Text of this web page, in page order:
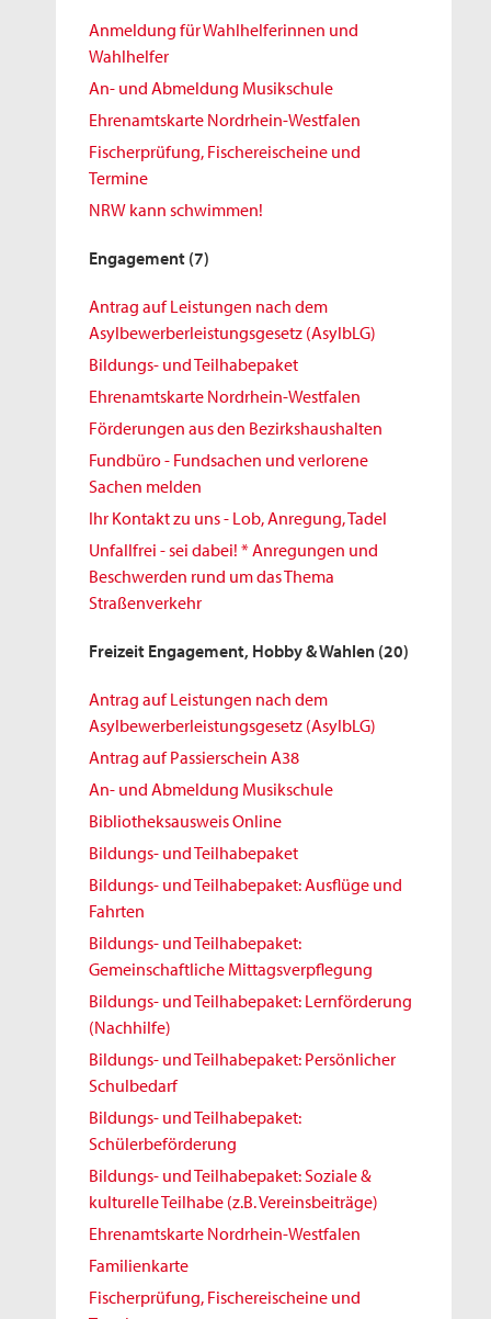
Anmeldung für Wahlhelferinnen und
Wahlhelfer
An- und Abmeldung Musikschule
Ehrenamtskarte Nordrhein-Westfalen
Fischerprüfung, Fischereischeine und
Termine
NRW kann schwimmen!
Engagement (7)
Antrag auf Leistungen nach dem
Asylbewerberleistungsgesetz (AsylbLG)
Bildungs- und Teilhabepaket
Ehrenamtskarte Nordrhein-Westfalen
Förderungen aus den Bezirkshaushalten
Fundbüro - Fundsachen und verlorene
Sachen melden
Ihr Kontakt zu uns - Lob, Anregung, Tadel
Unfallfrei - sei dabei! * Anregungen und
Beschwerden rund um das Thema
Straßenverkehr
Freizeit Engagement, Hobby & Wahlen (20)
Antrag auf Leistungen nach dem
Asylbewerberleistungsgesetz (AsylbLG)
Antrag auf Passierschein A38
An- und Abmeldung Musikschule
Bibliotheksausweis Online
Bildungs- und Teilhabepaket
Bildungs- und Teilhabepaket: Ausflüge und
Fahrten
Bildungs- und Teilhabepaket:
Gemeinschaftliche Mittagsverpflegung
Bildungs- und Teilhabepaket: Lernförderung
(Nachhilfe)
Bildungs- und Teilhabepaket: Persönlicher
Schulbedarf
Bildungs- und Teilhabepaket:
Schülerbeförderung
Bildungs- und Teilhabepaket: Soziale &
kulturelle Teilhabe (z.B. Vereinsbeiträge)
Ehrenamtskarte Nordrhein-Westfalen
Familienkarte
Fischerprüfung, Fischereischeine und